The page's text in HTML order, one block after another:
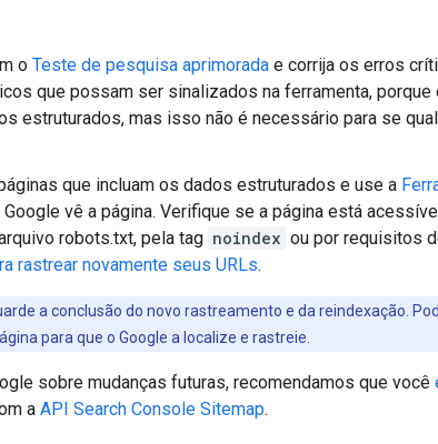
o Teste de pesquisa aprimorada e corrija os erros
que possam ser sinalizados na ferramenta,
estruturados, mas isso não é necessário para se
que incluam os dados estruturados e use a
vê a página. Verifique se a página está
robots.txt, pela tag noindex ou por requisitos
rastrear novamente seus URLs.
a conclusão do novo rastreamento e da reindexação.
para que o Google a localize e rastreie.
sobre mudanças futuras, recomendamos que você
a API Search Console Sitemap.